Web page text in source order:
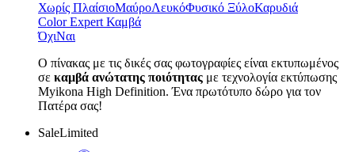
Χωρίς ΠλαίσιοΜαύροΛευκόΦυσικό ΞύλοΚαρυδιά
Color Expert Καμβά
ΌχιΝαι
Ο πίνακας με τις δικές σας φωτογραφίες είναι εκτυπωμένος
σε καμβά ανώτατης ποιότητας με τεχνολογία εκτύπωσης
Myikona High Definition. Ένα πρωτότυπο δώρο για τον
Πατέρα σας!
SaleLimited